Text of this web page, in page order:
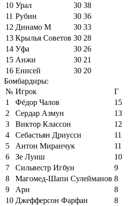
10 Урал 30 38
11 Рубин 30 36
12 Динамо М 30 33
13 Крылья Советов 30 28
14 Уфа 30 26
15 Анжи 30 21
16 Енисей 30 20
Бомбардиры:
№ Игрок
Г
1
Фёдор Чалов
15
2
Сердар Азмун
13
3
Виктор Классон
12
4
Себастьян Дриусси
11
5
Антон Миранчук
11
6
Зе Луиш
10
7
Сильвестр Игбун
9
8
Магомед-Шапи Сулейманов 8
9
Ари
8
10 Джефферсон Фарфан
8